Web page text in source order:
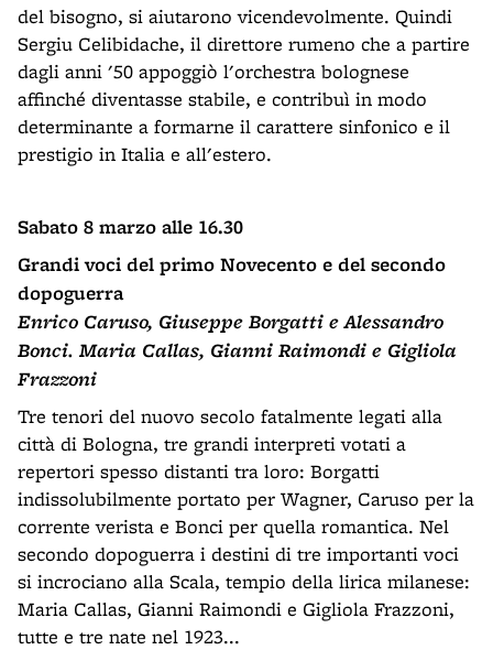
del bisogno, si aiutarono vicendevolmente. Quindi
Sergiu Celibidache, il direttore rumeno che a partire
dagli anni '50 appoggiò l'orchestra bolognese
affinché diventasse stabile, e contribuì in modo
determinante a formarne il carattere sinfonico e il
prestigio in Italia e all'estero.
Sabato 8 marzo alle 16.30
Grandi voci del primo Novecento e del secondo
dopoguerra
Enrico Caruso, Giuseppe Borgatti e Alessandro
Bonci. Maria Callas, Gianni Raimondi e Gigliola
Frazzoni
Tre tenori del nuovo secolo fatalmente legati alla
città di Bologna, tre grandi interpreti votati a
repertori spesso distanti tra loro: Borgatti
indissolubilmente portato per Wagner, Caruso per la
corrente verista e Bonci per quella romantica. Nel
secondo dopoguerra i destini di tre importanti voci
si incrociano alla Scala, tempio della lirica milanese:
Maria Callas, Gianni Raimondi e Gigliola Frazzoni,
tutte e tre nate nel 1923...